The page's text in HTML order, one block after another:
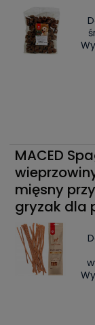
MACED
mięsny
gryzak dla